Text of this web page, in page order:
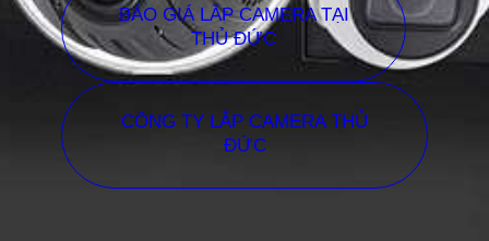
BÁO GIÁ LẮP CAMERA TẠI
THỦ ĐỨC
CÔNG TY LẮP CAMERA THỦ
ĐỨC